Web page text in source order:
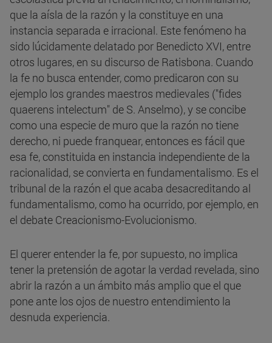
que la aísla de la razón y la constituye en una
instancia separada e irracional. Este fenómeno ha
sido lúcidamente delatado por Benedicto XVI, entre
otros lugares, en su discurso de Ratisbona. Cuando
la fe no busca entender, como predicaron con su
ejemplo los grandes maestros medievales ("fides
quaerens intelectum" de S. Anselmo), y se concibe
como una especie de muro que la razón no tiene
derecho, ni puede franquear, entonces es fácil que
esa fe, constituida en instancia independiente de la
racionalidad, se convierta en fundamentalismo. Es el
tribunal de la razón el que acaba desacreditando al
fundamentalismo, como ha ocurrido, por ejemplo, en
el debate Creacionismo-Evolucionismo.
El querer entender la fe, por supuesto, no implica
tener la pretensión de agotar la verdad revelada, sino
abrir la razón a un ámbito más amplio que el que
pone ante los ojos de nuestro entendimiento la
desnuda experiencia.